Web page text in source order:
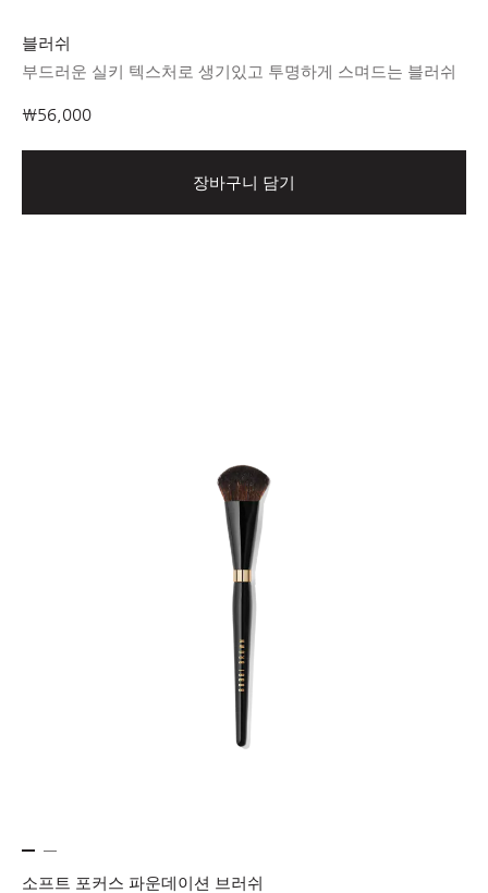
블러쉬
부드러운 실키 텍스처로 생기있고 투명하게 스며드는 블러쉬
₩56,000
장바구니 담기
소프트 포커스 파운데이션 브러쉬